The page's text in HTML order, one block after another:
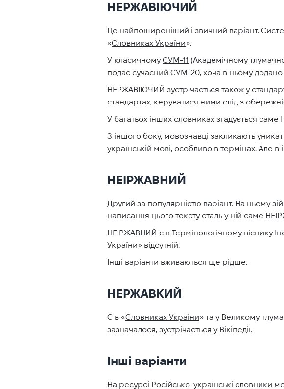
НЕРЖАВІЮЧИЙ
Це найпоширеніший і звичний варіант.
«Словниках України».
У класичномуСУМ-11 (Академічному
подає сучасний СУМ-20, хоча в ньому
НЕРЖАВІЮЧИЙ зустрічається також у
стандартах, керуватися ними слід з
У багатьох інших словниках згадується
З іншого боку, мовознавці закликають
українській мові, особливо в термінах. Але
НЕІРЖАВНИЙ
Другий за популярністю варіант. На ньому
написання цього тексту сталь у ній саме
НЕІРЖАВНИЙ є в Термінологічному віснику
України» відсутній.
Інші варіанти вживаються ще рідше.
НЕРЖАВКИЙ
Є в «Словниках України» та у Великому
зазначалося, зустрічається у Вікіпедії.
Інші варіанти
На ресурсі Російсько-українські словники